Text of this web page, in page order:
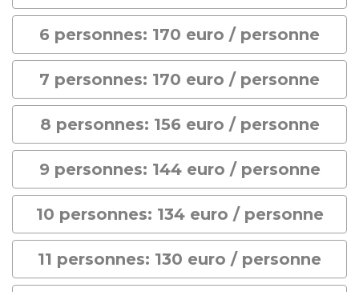
6 personnes: 170 euro / personne
7 personnes: 170 euro / personne
8 personnes: 156 euro / personne
9 personnes: 144 euro / personne
10 personnes: 134 euro / personne
11 personnes: 130 euro / personne